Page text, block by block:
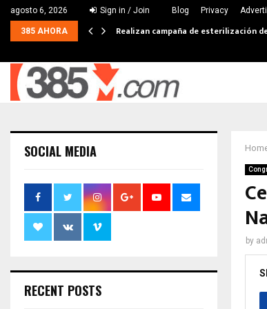
agosto 6, 2026 Sign in / Join Blog Privacy
385 AHORA Realizan campaña de esterilización
by
SOCIAL MEDIA
RECENT POSTS